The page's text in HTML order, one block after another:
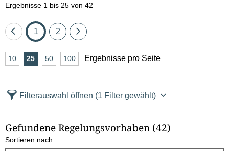
Ergebnisse 1 bis 25 von 42
Eine
zurück
Seite
1 Seite
2
Eine
vor
A
z
l
E
10Ergebnisse
25Ergebnisse
50Ergebnisse
100Ergebnisse
Ergebnisse pro Seite
Filterauswahl öffnen (1 Filter gewählt)
Gefundene Regelungsvorhaben (42)
Sortieren nach